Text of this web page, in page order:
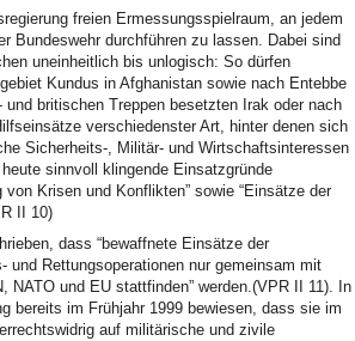
freien Ermessungsspielraum, an jedem
Bundeswehr durchführen zu lassen. Dabei sind
uneinheitlich bis unlogisch: So dürfen
Kundus in Afghanistan sowie nach Entebbe
britischen Treppen besetzten Irak oder nach
verschiedenster Art, hinter denen sich
Sicherheits-, Militär- und Wirtschaftsinteressen
sinnvoll klingende Einsatzgründe
Krisen und Konflikten” sowie “Einsätze der
II 10)
dass “bewaffnete Einsätze der
und Rettungsoperationen nur gemeinsam mit
NATO und EU stattfinden” werden.(VPR II 11). In
bereits im Frühjahr 1999 bewiesen, dass sie im
auf militärische und zivile